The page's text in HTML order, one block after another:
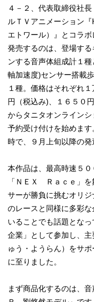
４－２、代表取締役社
ルＴＶアニメーション
エトワール）』とコラボ
発売するのは、登場す
ンする音声体組成計１
軸加速度)センサー搭載
１種。価格はそれぞれ
円（税込み)、１６５０
からタニタオンラインシ
予約受け付けを始めま
時で、９月上旬以降の発
本作品は、最高時速５
「ＮＥＸ Ｒａｃｅ」
サーが勝負に挑むオリ
のレースと同様に多彩
いることでも話題とな
企業」として参加し、
ゅう・ようらん）をサ
に至りました。
まず商品化するのは、